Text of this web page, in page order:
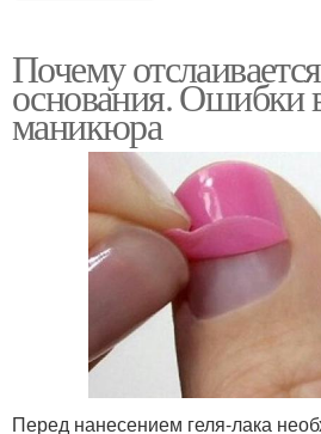
Почему
основания. Ошибки
маникюра
Перед нанесением геля-лака